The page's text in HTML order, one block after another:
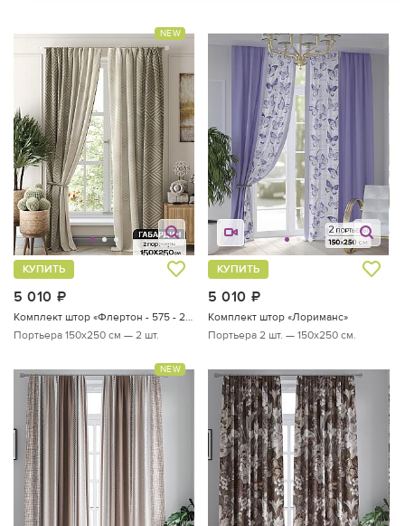
NEW
5 010
КУПИТЬ
Портьера 150х250 см — 2 шт.
5 010
КУПИТЬ
Комплект штор «Лориманс»
Портьера 2 шт. — 150х250 см.
NEW